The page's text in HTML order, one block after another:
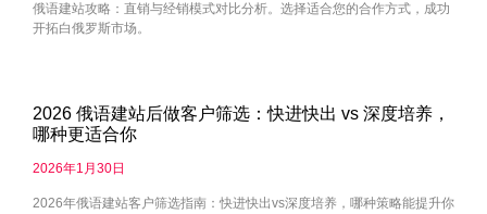
俄语建站攻略：直销与经销模式对比分析。选择适合您的合作方式，成功
开拓白俄罗斯市场。
2026 俄语建站后做客户筛选：快进快出 vs 深度培养，
哪种更适合你
2026年1月30日
2026年俄语建站客户筛选指南：快进快出vs深度培养，哪种策略能提升你